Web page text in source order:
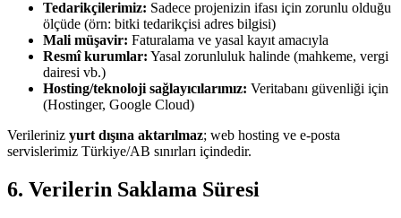
Tedarikçilerimiz: Sadece projenizin ifası için zorunlu olduğu
ölçüde (örn: bitki tedarikçisi adres bilgisi)
Mali müşavir: Faturalama ve yasal kayıt amacıyla
Resmî kurumlar: Yasal zorunluluk halinde (mahkeme, vergi
dairesi vb.)
Hosting/teknoloji sağlayıcılarımız: Veritabanı güvenliği için
(Hostinger, Google Cloud)
Verileriniz yurt dışına aktarılmaz; web hosting ve e-posta
servislerimiz Türkiye/AB sınırları içindedir.
6. Verilerin Saklama Süresi